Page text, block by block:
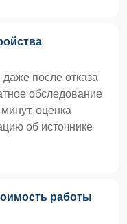
после отказа
обследование
оценка
об источнике
работы